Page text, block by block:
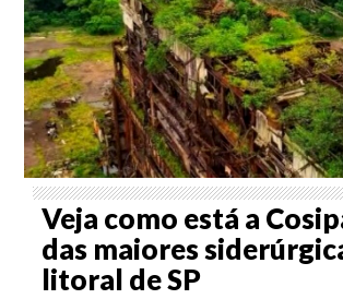
Veja como está a
das maiores
litoral de SP